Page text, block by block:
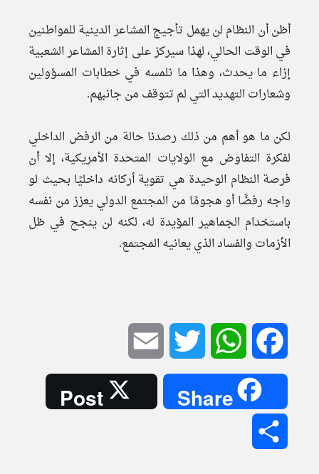
أظن أن النظام لن يهمل تأجيج المشاعر الدينية للمواطنين
في الوقت الحالي، لهذا سيركز على إثارة المشاعر الشعبية
إزاء ما يحدث، وهذا ما نلمسه في خطابات المسؤولين
وشعارات التهديد التي لم تتوقف من جانبهم.
لكن ما هو أهم من ذلك رصدنا حالة من الرفض الداخلي
لفكرة التفاوض مع الولايات المتحدة الأمريكية، إلا أن
فرصة النظام الوحيدة هي تقوية أركانه داخليًا بحيث لو
واجه رفضًا أو هجومًا من المجتمع الدولي يعزز من نفسه
باستخدام الجماهير المؤيدة له، لكنه لن ينجح في ظل
الأزمات والفساد الذي يعانيه المجتمع.
Facebook
WhatsApp
Twitter
Share
Post